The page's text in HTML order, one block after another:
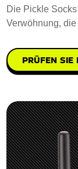
Die Pickle
Verwöhnung,
PRÜFEN SIE